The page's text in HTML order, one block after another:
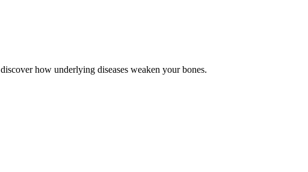
how underlying diseases weaken your bones.